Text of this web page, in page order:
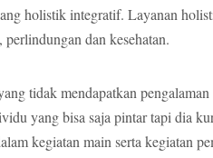
holistik integratif. Layanan
perlindungan dan kesehatan.
tidak mendapatkan
yang bisa saja pintar tapi dia
kegiatan main serta kegiatan